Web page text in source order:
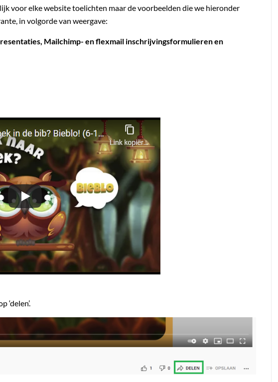
voor elke website toelichten maar de voorbeelden die we hieronder
in volgorde van weergave:
Mailchimp- en flexmail inschrijvingsformulieren en
‘delen’.